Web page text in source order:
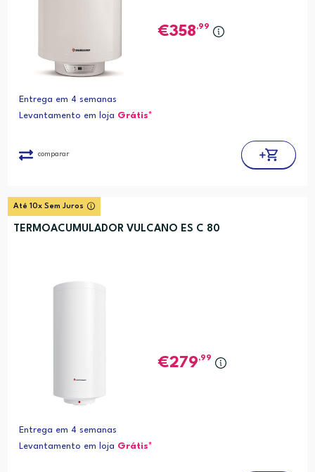
358,99
Entrega em 4 semanas
Levantamento em loja Grátis*
comparar
Até 10x Sem Juros
TERMOACUMULADOR VULCANO ES C 80
279,99
Entrega em 4 semanas
Levantamento em loja Grátis*